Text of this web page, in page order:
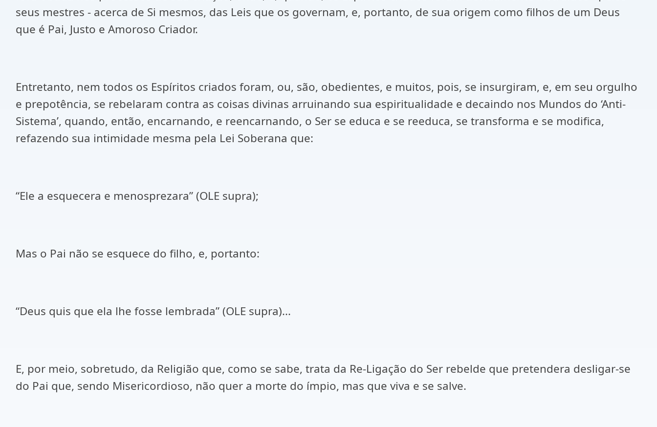
seus mestres - acerca de Si mesmos, das Leis que os governam, e, portanto, de sua origem como filhos de um Deus
que é Pai, Justo e Amoroso Criador.
Entretanto, nem todos os Espíritos criados foram, ou, são, obedientes, e muitos, pois, se insurgiram, e, em seu orgulho
e prepotência, se rebelaram contra as coisas divinas arruinando sua espiritualidade e decaindo nos Mundos do ‘Anti-
Sistema’, quando, então, encarnando, e reencarnando, o Ser se educa e se reeduca, se transforma e se modifica,
refazendo sua intimidade mesma pela Lei Soberana que:
“Ele a esquecera e menosprezara” (OLE supra);
Mas o Pai não se esquece do filho, e, portanto:
“Deus quis que ela lhe fosse lembrada” (OLE supra)...
E, por meio, sobretudo, da Religião que, como se sabe, trata da Re-Ligação do Ser rebelde que pretendera desligar-se
do Pai que, sendo Misericordioso, não quer a morte do ímpio, mas que viva e se salve.